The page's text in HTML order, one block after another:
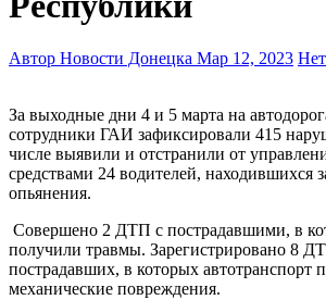
Автор Новости Донецка Мар 12, 2023
За выходные дни 4 и 5 марта на автодорогах Республики
сотрудники ГАИ зафиксировали 415
числе выявили и отстранили от
средствами 24 водителей, находившихся
опьянения.
Совершено 2 ДТП с пострадавшими, в
получили травмы. Зарегистрировано 8
пострадавших, в которых автотранспорт
механические повреждения.